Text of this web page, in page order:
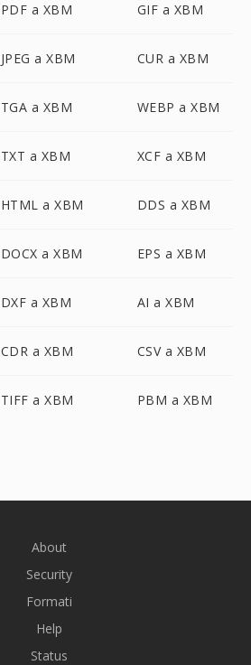
PDF a XBM GIF a XBM
JPEG a XBM CUR a XBM
TGA a XBM WEBP a XBM
TXT a XBM XCF a XBM
HTML a XBM DDS a XBM
DOCX a XBM EPS a XBM
DXF a XBM AI a XBM
CDR a XBM CSV a XBM
TIFF a XBM PBM a XBM
About
Security
Formati
Help
Status